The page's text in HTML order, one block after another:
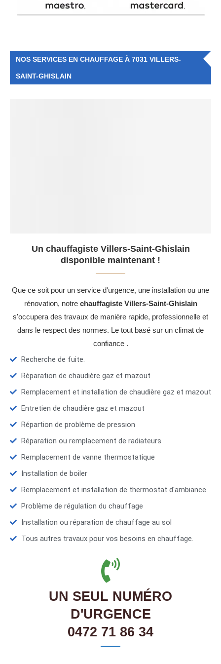
NOS SERVICES EN CHAUFFAGE À 7031 VILLERS-
SAINT-GHISLAIN
Un chauffagiste Villers-Saint-Ghislain
disponible maintenant !
Que ce soit pour un service d'urgence, une installation ou une
rénovation, notre chauffagiste Villers-Saint-Ghislain
s'occupera des travaux de manière rapide, professionnelle et
dans le respect des normes. Le tout basé sur un climat de
confiance .
Recherche de fuite.
Réparation de chaudière gaz et mazout
Remplacement et installation de chaudière gaz et mazout
Entretien de chaudière gaz et mazout
Répartion de problème de pression
Réparation ou remplacement de radiateurs
Remplacement de vanne thermostatique
Installation de boiler
Remplacement et installation de thermostat d'ambiance
Problème de régulation du chauffage
Installation ou réparation de chauffage au sol
Tous autres travaux pour vos besoins en chauffage.
UN SEUL NUMÉRO
D'URGENCE
0472 71 86 34